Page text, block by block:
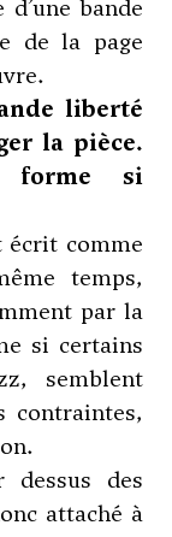
bande
de la page
liberté
la pièce.
forme si
comme
temps,
par la
si certains
semblent
contraintes,
dessus des
attaché à